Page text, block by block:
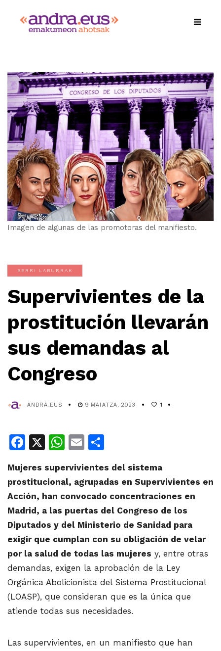
Imagen de algunas de las promotoras del manifiesto.
BERRI LABURRAK
Supervivientes de la
prostitución llevarán
sus demandas al
Congreso
ANDRA.EUS 9 MAIATZA, 2023 1
Facebook
X WhatsApp
Email
Mujeres supervivientes del sistema
prostitucional, agrupadas en Supervivientes en
Acción, han convocado concentraciones en
Madrid, a las puertas del Congreso de los
Diputados y del Ministerio de Sanidad para
exigir que cumplan con su obligación de velar
por la salud de todas las mujeres y, entre otras
demandas, exigen la aprobación de la Ley
Orgánica Abolicionista del Sistema Prostitucional
(LOASP), que consideran que es la única que
atiende todas sus necesidades.
Las supervivientes, en un manifiesto que han